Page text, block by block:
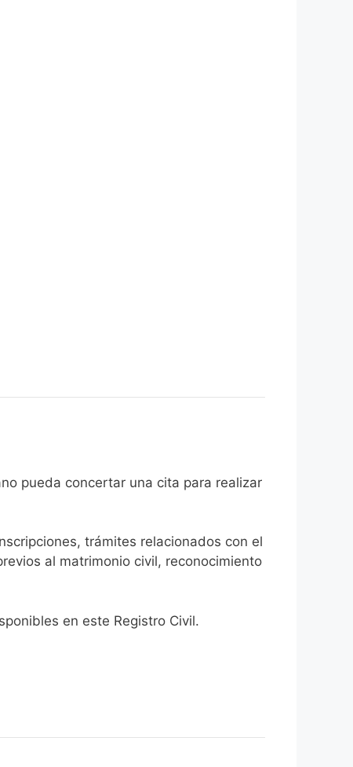
pueda concertar una cita para realizar
trámites relacionados con el
al matrimonio civil, reconocimiento
en este Registro Civil.​